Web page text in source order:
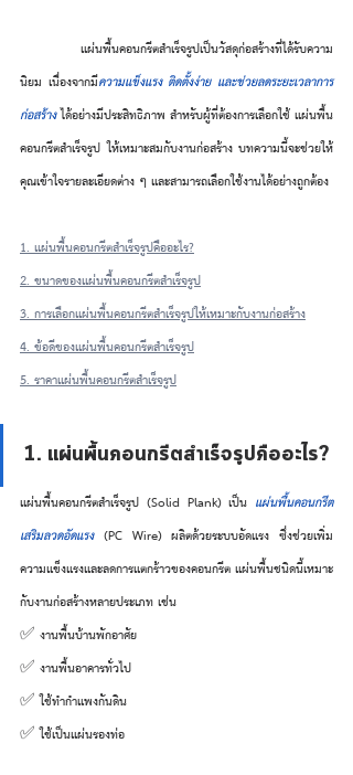
นิยม เนื่องจากมีความแข็งแรง ติดตั้งง่าย และช่วยลดระยะเวลาการ
ก่อสร้าง ได้อย่างมีประสิทธิภาพ สำหรับผู้ที่ต้องการเลือกใช้ แผ่นพื้น
คอนกรีตสำเร็จรูป ให้เหมาะสมกับงานก่อสร้าง บทความนี้จะช่วยให้
คุณเข้าใจรายละเอียดต่าง ๆ และสามารถเลือกใช้งานได้อย่างถูกต้อง
1. แผ่นพื้นคอนกรีตสำเร็จรูปคืออะไร?
2. ขนาดของแผ่นพื้นคอนกรีตสำเร็จรูป
3. การเลือกแผ่นพื้นคอนกรีตสำเร็จรูปให้เหมาะกับงานก่อสร้าง
4. ข้อดีของแผ่นพื้นคอนกรีตสำเร็จรูป
5. ราคาแผ่นพื้นคอนกรีตสำเร็จรูป
1. แผ่นพื้นคอนกรีตสำเร็จรูปคืออะไร?
แผ่นพื้นคอนกรีตสำเร็จรูป (Solid Plank) เป็น แผ่นพื้นคอนกรีต
เสริมลวดอัดแรง (PC Wire) ผลิตด้วยระบบอัดแรง ซึ่งช่วยเพิ่ม
ความแข็งแรงและลดการแตกร้าวของคอนกรีต แผ่นพื้นชนิดนี้เหมาะ
กับงานก่อสร้างหลายประเภท เช่น
✅ งานพื้นบ้านพักอาศัย
✅ งานพื้นอาคารทั่วไป
✅ ใช้ทำกำแพงกันดิน
✅ ใช้เป็นแผ่นรองท่อ